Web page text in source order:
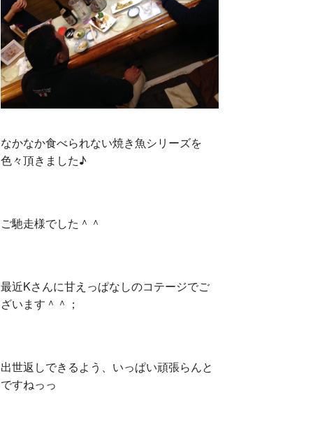
なかなか食べられない焼き魚シリーズを
色々頂きました♪
ご馳走様でした＾＾
最近Kさんに甘えっぱなしのコテージでご
ざいます＾＾；
出世返しできるよう、いっぱい頑張らんと
ですねっっ